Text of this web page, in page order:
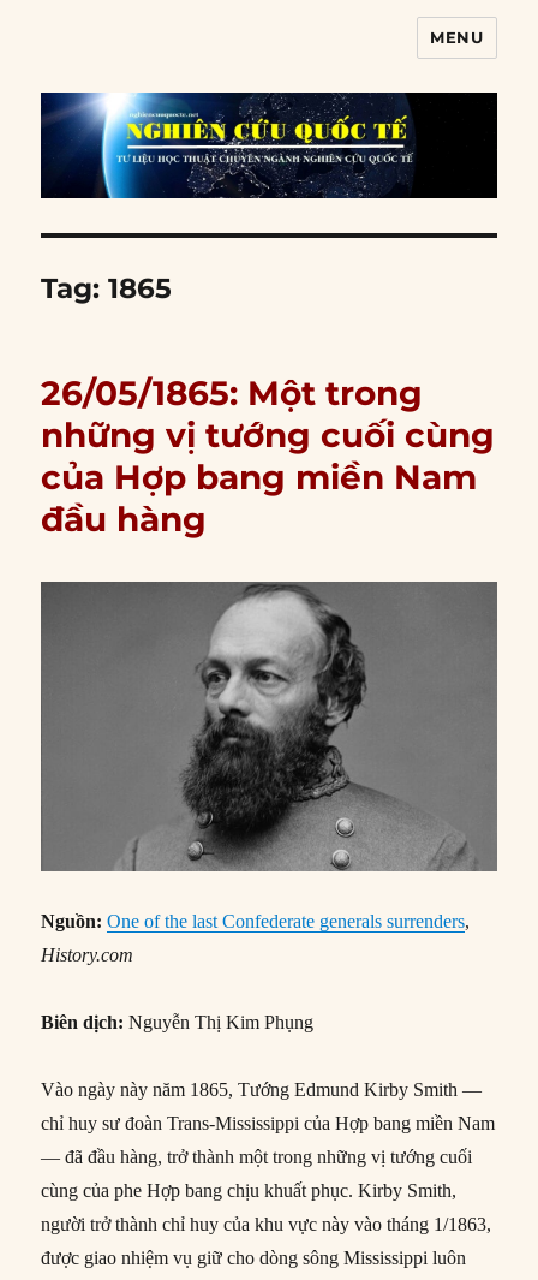
MENU
Tag:1865
26/05/1865: Một trong
những vị tướng cuối cùng
của Hợp bang miền Nam
đầu hàng
Nguồn: One of the last Confederate generals surrenders,
History.com
Biên dịch: Nguyễn Thị Kim Phụng
Vào ngày này năm 1865, Tướng Edmund Kirby Smith —
chỉ huy sư đoàn Trans-Mississippi của Hợp bang miền Nam
— đã đầu hàng, trở thành một trong những vị tướng cuối
cùng của phe Hợp bang chịu khuất phục. Kirby Smith,
người trở thành chỉ huy của khu vực này vào tháng 1/1863,
được giao nhiệm vụ giữ cho dòng sông Mississippi luôn